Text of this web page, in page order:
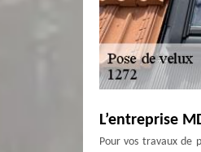
L’entreprise
Pour vos travaux de